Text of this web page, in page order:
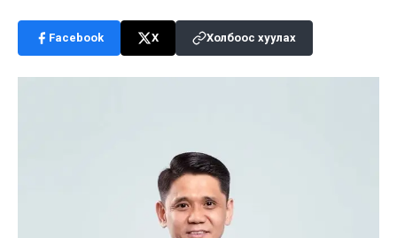
Facebook X Холбоос хуулах